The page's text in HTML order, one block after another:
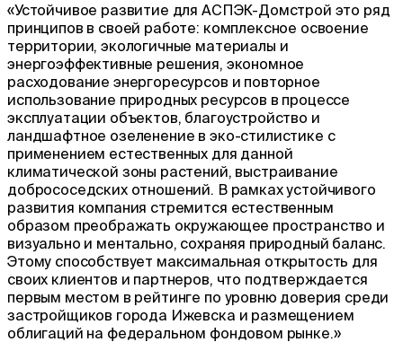
«Устойчивое развитие для АСПЭК-Домстрой это ряд
принципов в своей работе: комплексное освоение
территории, экологичные материалы и
энергоэффективные решения, экономное
расходование энергоресурсов и повторное
использование природных ресурсов в процессе
эксплуатации объектов, благоустройство и
ландшафтное озеленение в эко-стилистике с
применением естественных для данной
климатической зоны растений, выстраивание
добрососедских отношений. В рамках устойчивого
развития компания стремится естественным
образом преображать окружающее пространство и
визуально и ментально, сохраняя природный баланс.
Этому способствует максимальная открытость для
своих клиентов и партнеров, что подтверждается
первым местом в рейтинге по уровню доверия среди
застройщиков города Ижевска и размещением
облигаций на федеральном фондовом рынке.»